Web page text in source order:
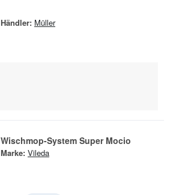
Händler: Müller
Wischmop-System Super Mocio
Marke: Vileda